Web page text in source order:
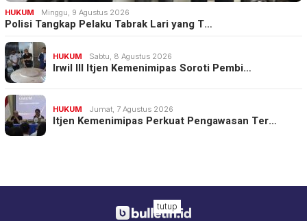
HUKUM Minggu, 9 Agustus 2026
Polisi Tangkap Pelaku Tabrak Lari yang T…
HUKUM Sabtu, 8 Agustus 2026
Irwil III Itjen Kemenimipas Soroti Pembi…
HUKUM Jumat, 7 Agustus 2026
Itjen Kemenimipas Perkuat Pengawasan Ter…
tutup